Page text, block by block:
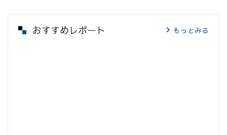
おすすめレポート もっとみる